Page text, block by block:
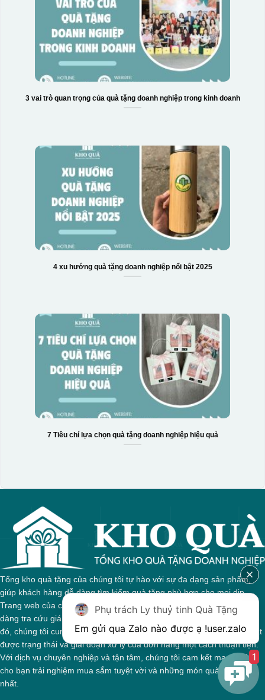
3 vai trò quan trọng của quà tặng doanh nghiệp trong kinh doanh
4 xu hướng quà tặng doanh nghiệp nổi bật 2025
7 Tiêu chí lựa chọn quà tặng doanh nghiệp hiệu quả
Tổng kho quà tặng của chúng tôi tự hào với sự đa dạng sản phẩm,
giúp khách hàng dễ dàng tìm kiếm quà tặng phù hợp cho mọi dịp.
Trang web của chúng tôi được thiết kế trực quan, cho phép bạn dễ
dàng tra cứu giá cả và thông tin chi tiết về từng sản phẩm. Bên cạnh
đó, chúng tôi cung cấp hệ thống theo dõi đơn hàng, giúp bạn nắm bắt
được trạng thái và giai đoạn xử lý của đơn hàng một cách thuận tiện.
Với dịch vụ chuyên nghiệp và tận tâm, chúng tôi cam kết mang đến
cho bạn trải nghiệm mua sắm tuyệt vời và những món quà ý nghĩa
nhất.
Phụ trách Ly thuỷ tinh Quà Tặng
Em gửi qua Zalo nào được ạ !user.zalo
1